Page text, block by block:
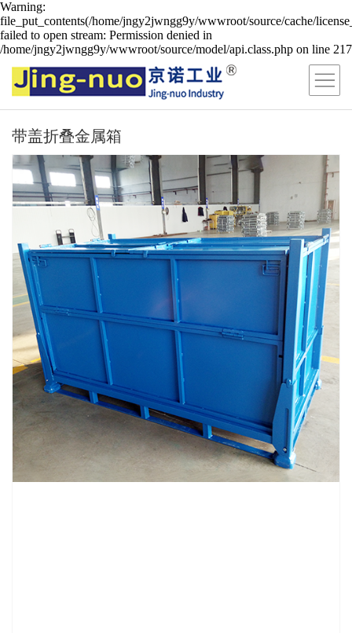
Warning:
file_put_contents(/home/jngy2jwngg9y/wwwroot/source/cache/
failed to open stream: Permission denied in
/home/jngy2jwngg9y/wwwroot/source/model/api.class.php on line 217
带盖折叠金属箱